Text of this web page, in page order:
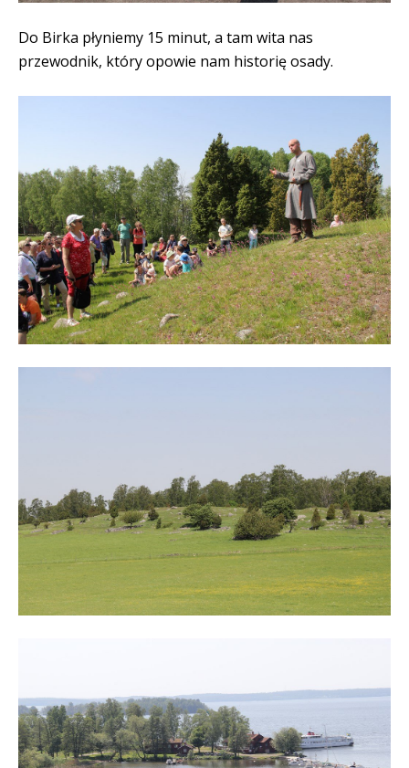
Do Birka płyniemy 15 minut, a tam wita nas
przewodnik, który opowie nam historię osady.